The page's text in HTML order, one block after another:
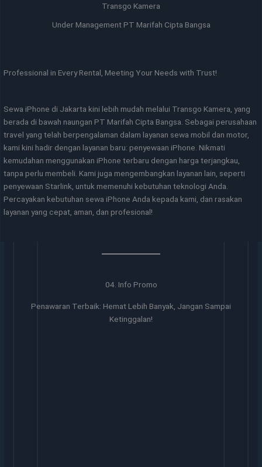
Transgo Kamera
Under Management PT Marifah Cipta Bangsa
Professional in Every Rental, Meeting Your Needs with Trust!
Sewa iPhone di Jakarta kini lebih mudah melalui Transgo Kamera, yang
berada di bawah naungan PT Marifah Cipta Bangsa. Sebagai perusahaan
travel yang telah berpengalaman dalam layanan sewa mobil dan motor,
kami kini hadir dengan layanan baru: penyewaan iPhone. Nikmati
kemudahan menggunakan iPhone terbaru dengan harga terjangkau,
tanpa perlu membeli. Kami juga mengembangkan layanan lain, seperti
penyewaan Starlink, untuk memenuhi kebutuhan teknologi Anda.
Percayakan kebutuhan sewa iPhone Anda kepada kami, dan rasakan
layanan yang cepat, aman, dan profesional!
04. Info Promo
Penawaran Terbaik: Hemat Lebih Banyak, Jangan Sampai
Ketinggalan!